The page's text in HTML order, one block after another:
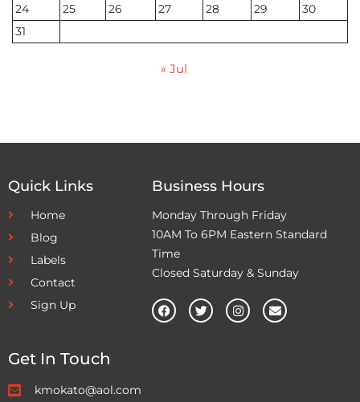
24
25 26 27 28 29
30
31
« Jul
Quick Links
Home
Blog
Labels
Contact
Sign Up
Business Hours
Monday Through Friday
10AM To 6PM Eastern Standard
Time
Closed Saturday & Sunday
Get In Touch
kmokato@aol.com